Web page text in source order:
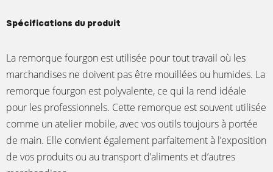
Spécifications du produit
La remorque fourgon est utilisée pour tout travail où les
marchandises ne doivent pas être mouillées ou humides. La
remorque fourgon est polyvalente, ce qui la rend idéale
pour les professionnels. Cette remorque est souvent utilisée
comme un atelier mobile, avec vos outils toujours à portée
de main. Elle convient également parfaitement à l’exposition
de vos produits ou au transport d’aliments et d’autres